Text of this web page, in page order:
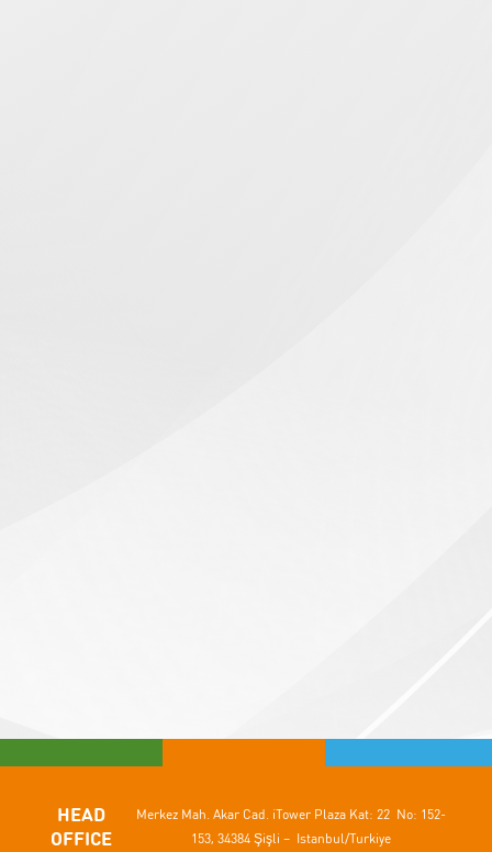
HEAD
OFFICE
Merkez Mah. Akar Cad. iTower Plaza Kat: 22 No: 152-
153, 34384 Şişli – Istanbul/Turkiye